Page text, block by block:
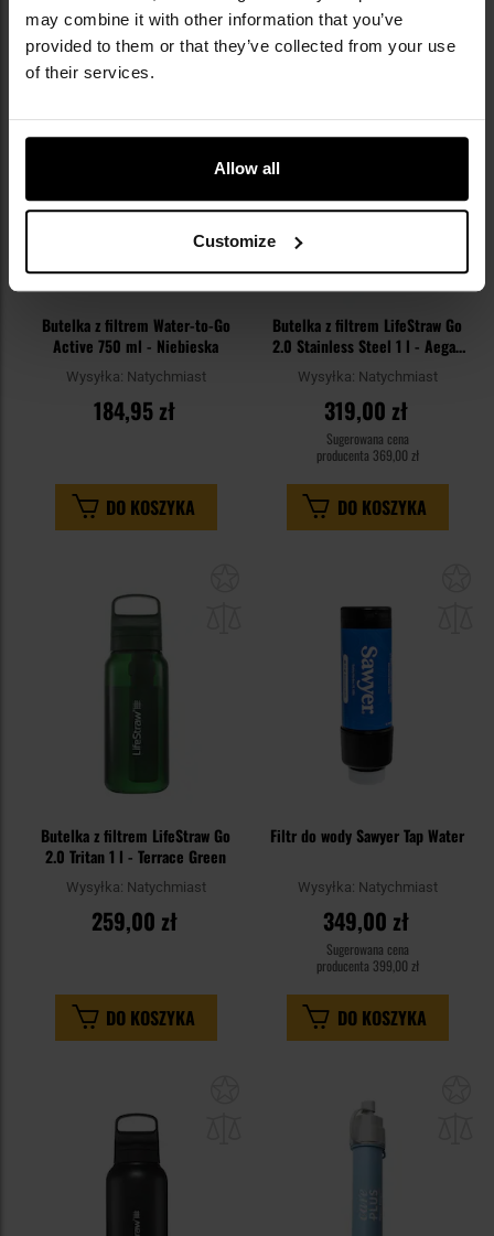
may combine it with other information that you’ve
provided to them or that they’ve collected from your use
of their services.
Allow all
Customize
Dodaj
schowka
Butelka z filtrem Water-to-Go
Active 750 ml - Niebieska
Wysyłka: Natychmiast
184,95 zł
DO KOSZYKA
Butelka z filtrem LifeStraw Go
2.0 Stainless Steel 1 l - Aegan
Sea
Wysyłka: Natychmiast
319,00 zł
Sugerowana cena
producenta 369,00 zł
DO KOSZYKA
Butelka z filtrem LifeStraw Go
2.0 Tritan 1 l - Terrace Green
Wysyłka: Natychmiast
259,00 zł
DO KOSZYKA
Filtr do wody Sawyer Tap Water
Wysyłka: Natychmiast
349,00 zł
Sugerowana cena
producenta 399,00 zł
DO KOSZYKA